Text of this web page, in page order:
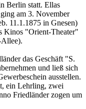
Berlin statt. Ellas
am 3. November
11.1.1875 in Gnesen)
Kinos "Orient-Theater"
das Geschäft "S.
und ließ sich
ausstellen.
ein Lehrling, zwei
Friedländer zogen um